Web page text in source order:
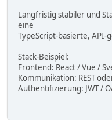
Langfristig stabiler und
eine
TypeScript-basierte, API-
Stack-Beispiel:
Frontend: React / Vue /
Kommunikation: REST
Authentifizierung: JWT /